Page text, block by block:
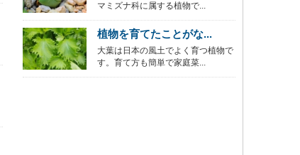
マミズナ科に属する植物で...
植物を育てたことがな...
大葉は日本の風土でよく育つ植物で
す。育て方も簡単で家庭菜...